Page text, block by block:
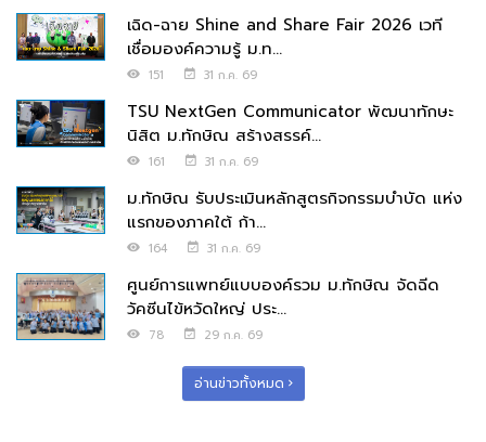
เฉิด-ฉาย Shine and Share Fair 2026 เวที
เชื่อมองค์ความรู้ ม.ท...
151 31 ก.ค. 69
TSU NextGen Communicator พัฒนาทักษะ
นิสิต ม.ทักษิณ สร้างสรรค์...
161 31 ก.ค. 69
ม.ทักษิณ รับประเมินหลักสูตรกิจกรรมบำบัด แห่ง
แรกของภาคใต้ ก้า...
164 31 ก.ค. 69
ศูนย์การแพทย์แบบองค์รวม ม.ทักษิณ จัดฉีด
วัคซีนไข้หวัดใหญ่ ประ...
78 29 ก.ค. 69
อ่านข่าวทั้งหมด